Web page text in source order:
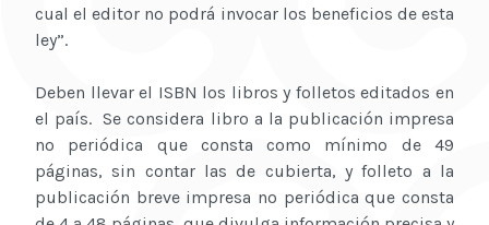
cual el editor no podrá invocar los beneficios de esta
ley”.
Deben llevar el ISBN los libros y folletos editados en
el país. Se considera libro a la publicación impresa
no periódica que consta como mínimo de 49
páginas, sin contar las de cubierta, y folleto a la
publicación breve impresa no periódica que consta